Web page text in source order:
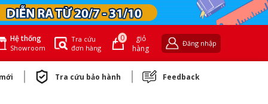
Hệ thống
Showroom
Tra cứu
đơn hàng
0
giỏ
hàng
Đăng nhập
Tra cứu bảo hành Feedback